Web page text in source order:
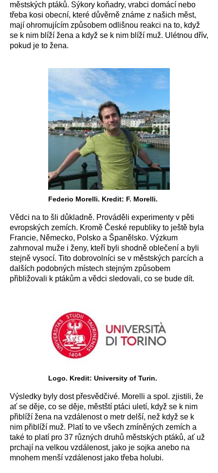
městských ptáků. Sýkory koňadry, vrabci domácí nebo
třeba kosi obecní, které důvěrně známe z našich měst,
mají ohromujícím způsobem odlišnou reakci na to, když
se k nim blíží žena a když se k nim blíží muž. Ulétnou dřív,
pokud je to žena.
Federio Morelli. Kredit: F. Morelli.
Vědci na to šli důkladně. Prováděli experimenty v pěti
evropských zemích. Kromě České republiky to ještě byla
Francie, Německo, Polsko a Španělsko. Výzkum
zahrnoval muže i ženy, kteří byli shodně oblečení a byli
stejně vysocí. Tito dobrovolníci se v městských parcích a
dalších podobných místech stejným způsobem
přibližovali k ptákům a vědci sledovali, co se bude dít.
Logo. Kredit: University of Turin.
Výsledky byly dost přesvědčivé. Morelli a spol. zjistili, že
ať se děje, co se děje, městští ptáci uletí, když se k nim
přiblíží žena na vzdálenost o metr delší, než když se k
nim přiblíží muž. Platí to ve všech zmíněných zemích a
také to platí pro 37 různých druhů městských ptáků, ať už
prchají na velkou vzdálenost, jako je sojka anebo na
mnohem menší vzdálenost jako třeba holubi.